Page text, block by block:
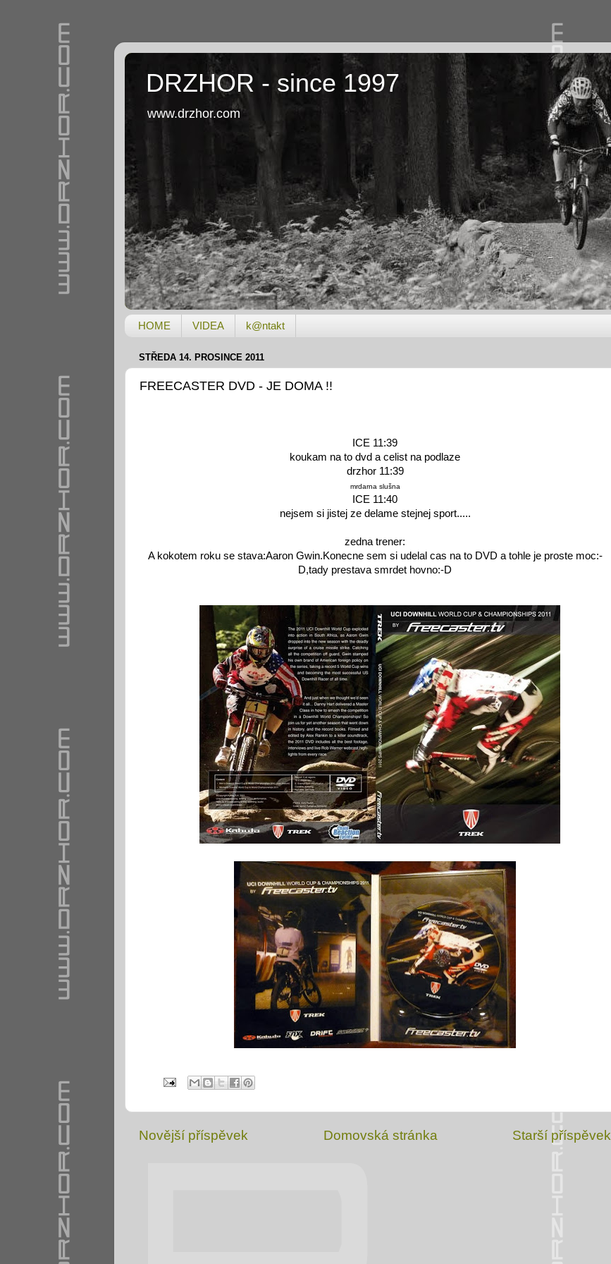
DRZHOR - since 1997
www.drzhor.com
HOME VIDEA k@ntakt
STŘEDA 14. PROSINCE 2011
FREECASTER DVD - JE DOMA !!
ICE 11:39
koukam na to dvd a celist na podlaze
drzhor11:39
mrdarna slušna
ICE 11:40
nejsem si jistej ze delame stejnej sport.....
zedna trener:
A kokotem roku se stava:Aaron Gwin.Konecne sem si udelal cas na to DVD a tohle je proste moc:-
D,tady prestava smrdet hovno:-D
Novější příspěvek Starší příspěvek
Domovská stránka